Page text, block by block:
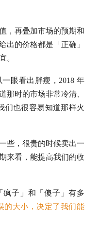
，再叠加市场的预期和
出的价格都是「正确」
。
眼看出胖瘦，2018 年
那时的市场非常冷清、
们也很容易知道那样火
些，很贵的时候卖出一
来看，能提高我们的收
子」和「傻子」有多
的大小，决定了我们能